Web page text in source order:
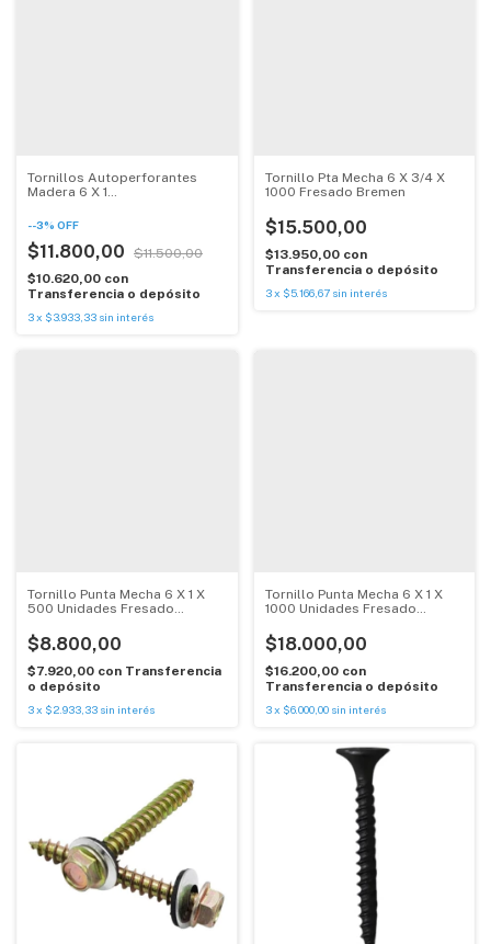
Tornillos Autoperforantes
Madera 6 X 1
--3% OFF
$11.800,00
$11.500,00
$10.620,00 con
Transferencia o depósito
3x $3.933,33 sin interés
Tornillo Pta Mecha 6 X 3/4 X
1000 Fresado Bremen
$15.500,00
$13.950,00 con
Transferencia o depósito
3 x $5.166,67 sin interés
Tornillo Punta Mecha 6 X 1 X
500 Unidades Fresado
$8.800,00
$7.920,00 con Transferencia
o depósito
3x $2.933,33 sin interés
Tornillo Punta Mecha 6 X 1 X
1000 Unidades Fresado
$18.000,00
$16.200,00 con
Transferencia o depósito
3 x $6.000,00 sin interés